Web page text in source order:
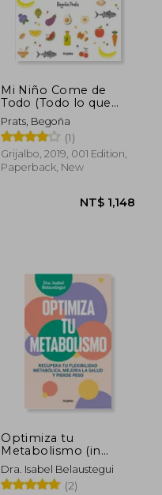
NT$
Mi Niño Come de
Todo (Todo lo que
Tienes que Saber
Sobre Baby-Led
Weaning) (in Spanish)
Prats, Begoña
(1)
Grijalbo, 2019, 001 Edition,
Paperback, New
Optimiza tu
Metabolismo (in
Spanish)
Dra. Isabel Belaustegui
(2)